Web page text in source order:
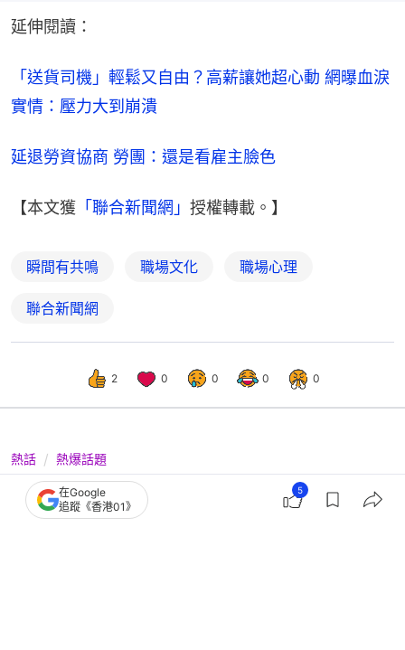
延伸閱讀：
「送貨司機」輕鬆又自由？高薪讓她超心動 網曝血淚
實情：壓力大到崩潰
延退勞資協商 勞團：還是看雇主臉色
【本文獲 「聯合新聞網」 授權轉載。】
瞬間有共鳴 職場文化 職場心理
聯合新聞網
2 0 0 0 0
熱話 熱爆話題
放假誤讀主管公事訊息！打工仔崩潰呻
慘 數據︰25%勞工數碼待命
在Google
追蹤《香港01》
5